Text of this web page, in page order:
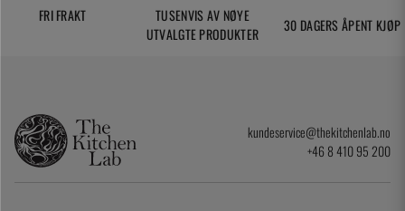
FRI FRAKT
TUSENVIS AV NØYE
UTVALGTE PRODUKTER
30 DAGERS ÅPENT KJØP
kundeservice@thekitchenlab.no
+46 8 410 95 200